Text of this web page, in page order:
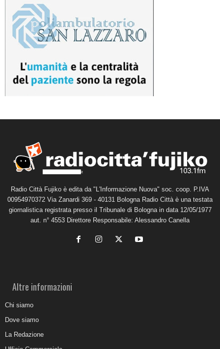
Radio Città Fujiko è edita da "L'Informazione Nuova" soc. coop. P.IVA
00954970372 Via Zanardi 369 - 40131 Bologna Radio Città è una testata
giornalistica registrata presso il Tribunale di Bologna in data 12/05/1977
aut. n° 4553 Direttore Responsabile: Alessandro Canella
Altre informazioni
Chi siamo
Dove siamo
La Redazione